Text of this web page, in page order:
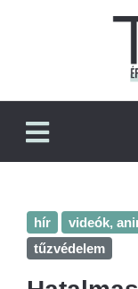
hír videók,
tűzvédelem